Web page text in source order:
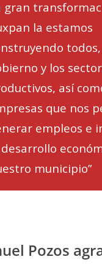
gran
la estamos
y los
así
que nos
empleos e
municipio”
Pozos